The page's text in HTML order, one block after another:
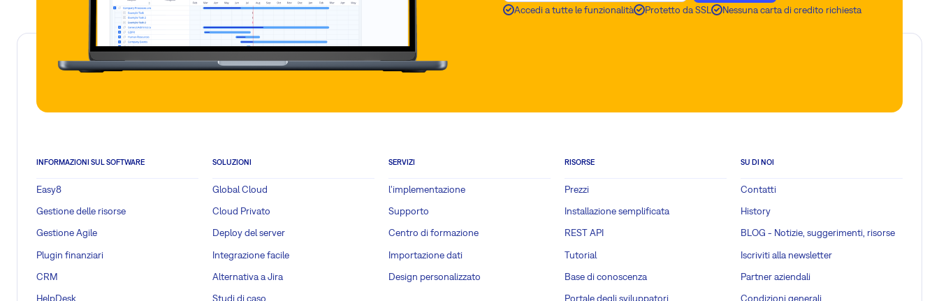
Accedi a tutte le funzionalità Protetto da SSL Nessuna carta di credito richiesta
INFORMAZIONI SUL SOFTWARE
Easy8
Gestione delle risorse
Gestione Agile
Plugin finanziari
CRM
HelpDesk
SOLUZIONI
Global Cloud
Cloud Privato
Deploy del server
Integrazione facile
Alternativa a Jira
Studi di caso
SERVIZI
l'implementazione
Supporto
Centro di formazione
Importazione dati
Design personalizzato
RISORSE
Prezzi
Installazione semplificata
REST API
Tutorial
Base di conoscenza
Portale degli sviluppatori
SU DI NOI
Contatti
History
BLOG - Notizie, suggerimenti, risorse
Iscriviti alla newsletter
Partner aziendali
Condizioni generali